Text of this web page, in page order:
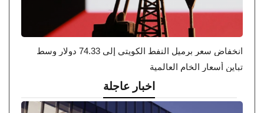
انخفاض سعر برميل النفط الكويتي إلى 74.33 دولار وسط
تباين أسعار الخام العالمية
اخبار عاجلة